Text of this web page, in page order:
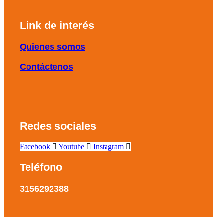
Link de interés
Quienes somos
Contáctenos
Redes sociales
Facebook Youtube Instagram
Teléfono
3156292388